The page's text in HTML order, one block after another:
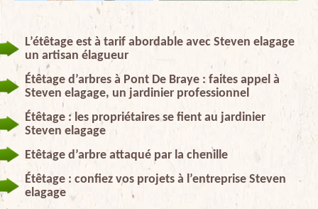
L’étêtage est à tarif abordable avec Steven elagage
un artisan élagueur
Étêtage d’arbres à Pont De Braye : faites appel à
Steven elagage, un jardinier professionnel
Étêtage : les propriétaires se fient au jardinier
Steven elagage
Etêtage d’arbre attaqué par la chenille
Étêtage : confiez vos projets à l’entreprise Steven
elagage